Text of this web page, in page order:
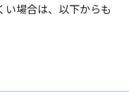
い場合は、以下からも